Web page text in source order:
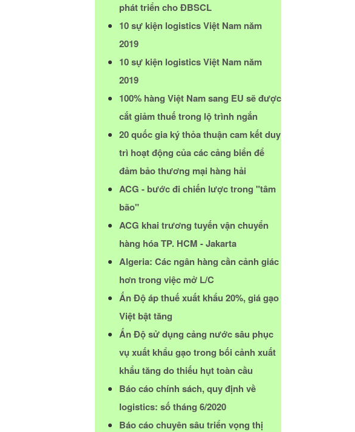
phát triển cho ĐBSCL
10 sự kiện logistics Việt Nam năm
2019
10 sự kiện logistics Việt Nam năm
2019
100% hàng Việt Nam sang EU sẽ được
cắt giảm thuế trong lộ trình ngắn
20 quốc gia ký thỏa thuận cam kết duy
trì hoạt động của các cảng biển để
đảm bảo thương mại hàng hải
ACG - bước đi chiến lược trong "tâm
bão"
ACG khai trương tuyến vận chuyển
hàng hóa TP. HCM - Jakarta
Algeria: Các ngân hàng cần cảnh giác
hơn trong việc mở L/C
Ấn Độ áp thuế xuất khẩu 20%, giá gạo
Việt bật tăng
Ấn Độ sử dụng cảng nước sâu phục
vụ xuất khẩu gạo trong bối cảnh xuất
khẩu tăng do thiếu hụt toàn cầu
Báo cáo chính sách, quy định về
logistics: số tháng 6/2020
Báo cáo chuyên sâu triển vọng thị